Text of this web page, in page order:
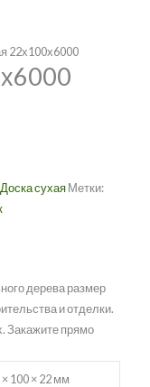
22х100х6000
Доска сухаяМетки:
дерева размер
и отделки.
Закажите прямо
100 × 22 мм